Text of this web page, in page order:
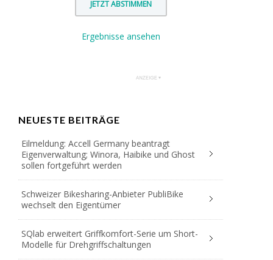
Ergebnisse ansehen
NEUESTE BEITRÄGE
Eilmeldung: Accell Germany beantragt
Eigenverwaltung; Winora, Haibike und Ghost
sollen fortgeführt werden
Schweizer Bikesharing-Anbieter PubliBike
wechselt den Eigentümer
SQlab erweitert Griffkomfort-Serie um Short-
Modelle für Drehgriffschaltungen